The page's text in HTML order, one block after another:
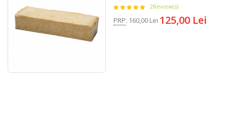
2Review(s)
PRP: 160,00 Lei 125,00 Lei